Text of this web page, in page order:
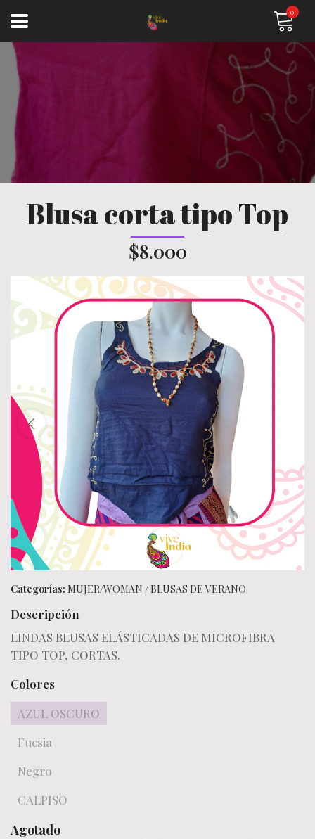
0
Blusa corta tipo Top
$8.000
Categorías: MUJER/WOMAN /BLUSAS DE VERANO
Descripción
LINDAS BLUSAS ELÁSTICADAS DE MICROFIBRA
TIPO TOP, CORTAS.
Colores
AZUL OSCURO
Fucsia
Negro
CALPISO
Agotado